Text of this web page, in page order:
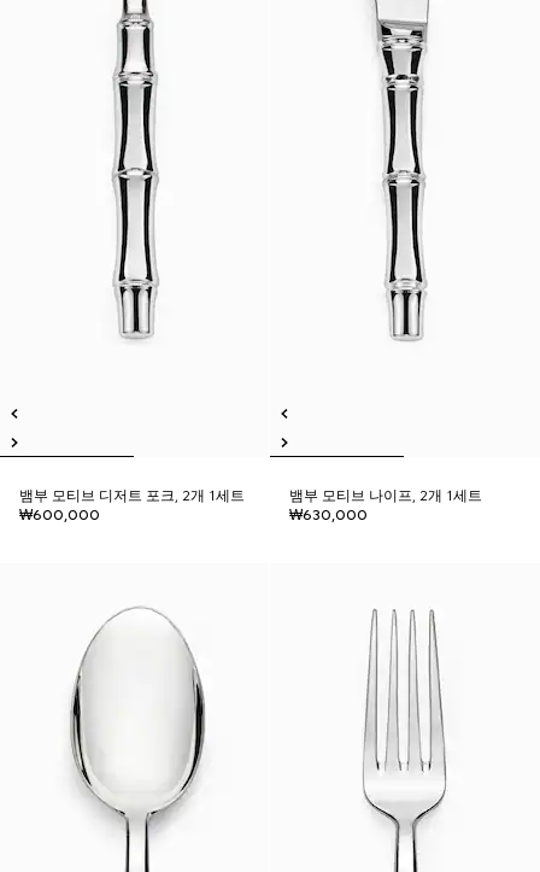
뱀부 모티브 디저트 포크, 2개 1세트
₩600,000
뱀부 모티브 나이프, 2개 1세트
₩630,000